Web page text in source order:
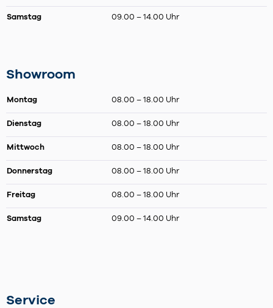
Samstag 09.00 – 14.00 Uhr
Showroom
Montag 08.00 – 18.00 Uhr
Dienstag 08.00 – 18.00 Uhr
Mittwoch 08.00 – 18.00 Uhr
Donnerstag 08.00 – 18.00 Uhr
Freitag 08.00 – 18.00 Uhr
Samstag 09.00 – 14.00 Uhr
Service